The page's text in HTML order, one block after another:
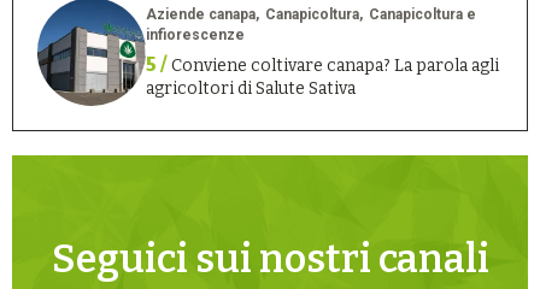
Aziende canapa Canapicoltura
Canapicoltura e
infiorescenze
5 /Conviene coltivare canapa? La parola agli
agricoltori di Salute Sativa
Seguici sui nostri canali